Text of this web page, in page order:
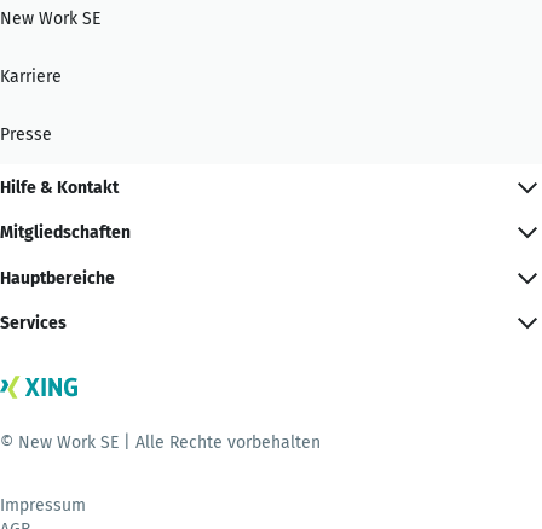
New Work SE
Karriere
Presse
Hilfe & Kontakt
Mitgliedschaften
Hauptbereiche
Services
© New Work SE | Alle Rechte vorbehalten
Impressum